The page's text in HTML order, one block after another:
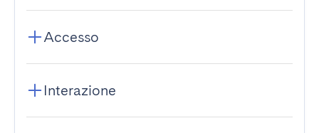
Accesso
Interazione